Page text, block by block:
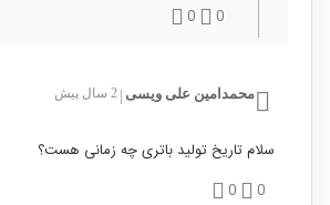
0
0
محمدامین علی ویسی 2 سال پیش
سلام تاریخ تولید باتری چه زمانی هست؟
0
0